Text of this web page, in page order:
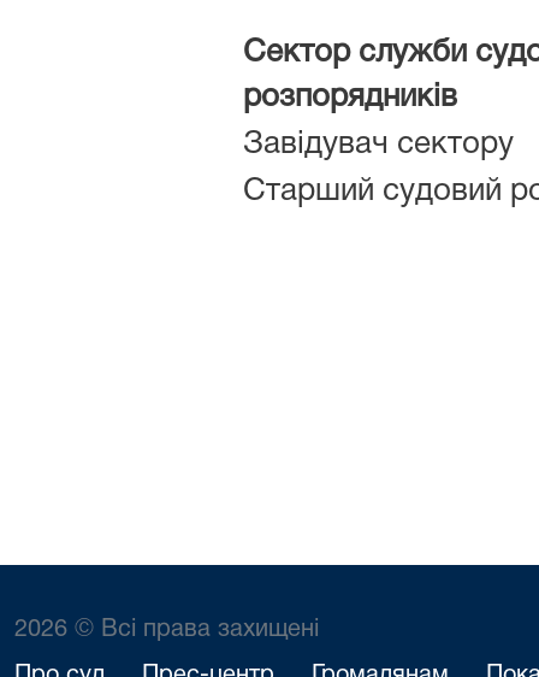
Сектор служби
розпорядників
Завідувач сектору
Старший судовий
2026 © Всі права захищені